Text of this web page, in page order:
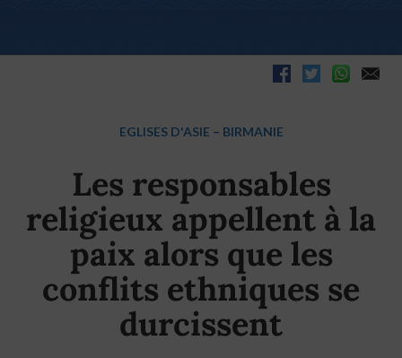
EGLISES D'ASIE – BIRMANIE
Les responsables
religieux appellent à la
paix alors que les
conflits ethniques se
durcissent